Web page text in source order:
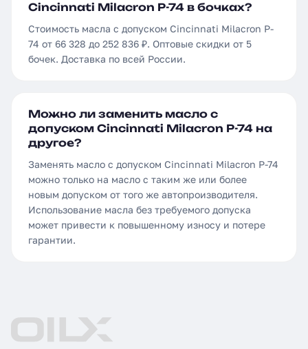
Cincinnati Milacron P-74 в бочках?
Стоимость масла с допуском Cincinnati Milacron P-
74 от 66 328 до 252 836 ₽. Оптовые скидки от 5
бочек. Доставка по всей России.
Можно ли заменить масло с
допуском Cincinnati Milacron P-74 на
другое?
Заменять масло с допуском Cincinnati Milacron P-74
можно только на масло с таким же или более
новым допуском от того же автопроизводителя.
Использование масла без требуемого допуска
может привести к повышенному износу и потере
гарантии.